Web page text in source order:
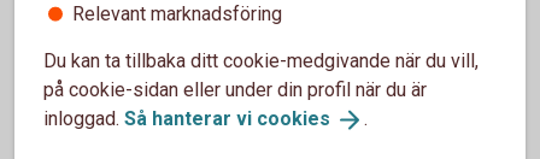
Relevant marknadsföring
Du kan ta tillbaka ditt cookie-medgivande när du vill,
på cookie-sidan eller under din profil när du är
inloggad. Så hanterar vi cookies .